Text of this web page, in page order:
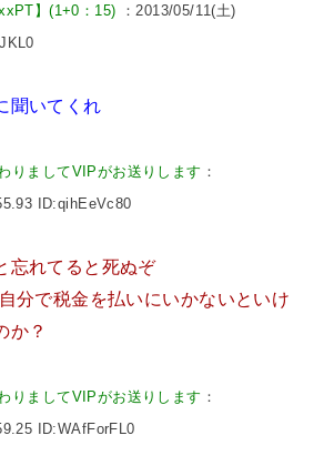
】(1+0：15)
：2013/05/11(土)
聞いてくれ
りましてVIPがお送りします ：
ID:qihEeVc80
忘れてると死ぬぞ
分で税金を払いにいかないといけ
か？
りましてVIPがお送りします ：
ID:WAfForFL0